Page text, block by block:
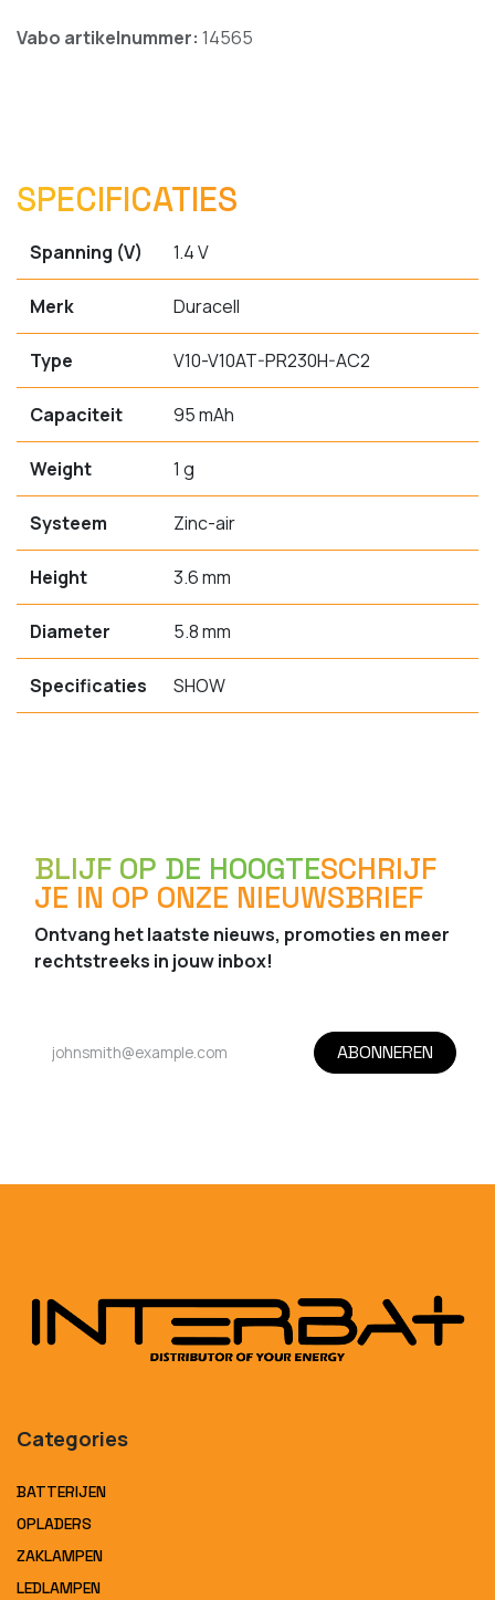
Vabo artikelnummer: 14565
SPECIFICATIES
Spanning (V) 1.4 V
Merk Duracell
Type V10-V10AT-PR230H-AC2
Capaciteit 95 mAh
Weight 1 g
Systeem Zinc-air
Height 3.6 mm
Diameter 5.8 mm
Specificaties SHOW
BLIJF OP DE HOOGTESCHRIJF
JE IN OP ONZE NIEUWSBRIEF
Ontvang het laatste nieuws, promoties en meer
rechtstreeks in jouw inbox!
ABONNEREN
Categories
BATTERIJEN
OPLADERS
ZAKLAMPEN
LEDLAMPEN